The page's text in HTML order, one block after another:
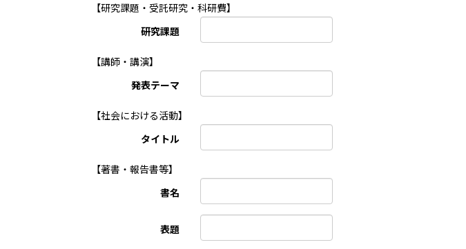
【研究課題・受託研究・科研費】
研究課題
【講師・講演】
発表テーマ
【社会における活動】
タイトル
【著書・報告書等】
書名
表題